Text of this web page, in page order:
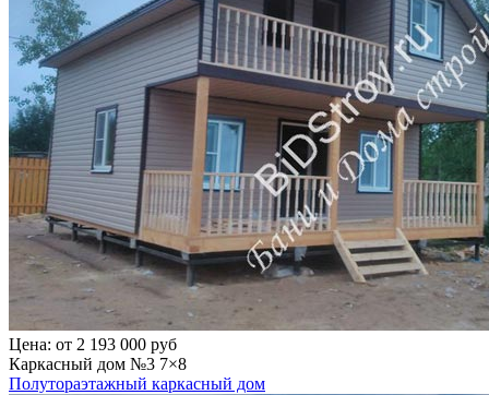
Цена: от 2 193 000 руб
Каркасный дом №3 7×8
Полутораэтажный каркасный дом